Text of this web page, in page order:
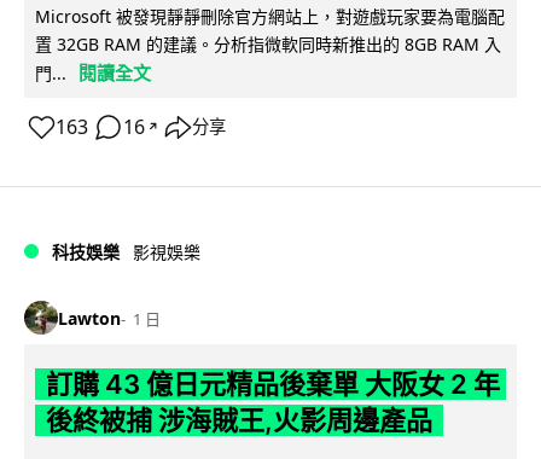
Microsoft 被發現靜靜刪除官方網站上，對遊戲玩家要為電腦配
置 32GB RAM 的建議。分析指微軟同時新推出的 8GB RAM 入
門...
閱讀全文
163 16 ↗ 分享
科技娛樂 影視娛樂
Lawton 1 日
訂購 43 億日元精品後棄單 大阪女 2 年
後終被捕 涉海賊王,火影周邊產品